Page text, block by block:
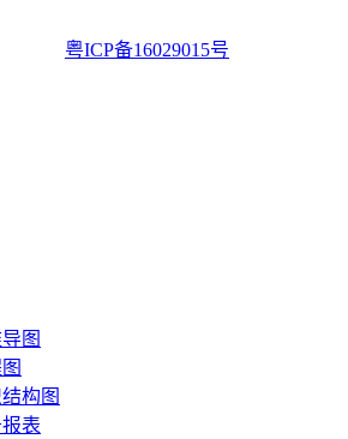
粤ICP备16029015号
图
构图
表